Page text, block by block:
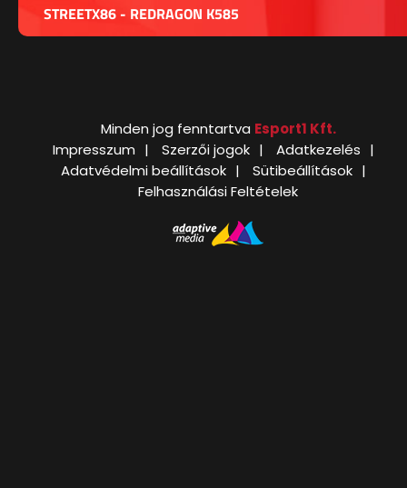
STREETX86 - REDRAGON K585
Minden jog fenntartva Esport1 Kft.
Impresszum
Szerzői jogok
Adatkezelés
Adatvédelmi beállítások
Sütibeállítások
Felhasználási Feltételek